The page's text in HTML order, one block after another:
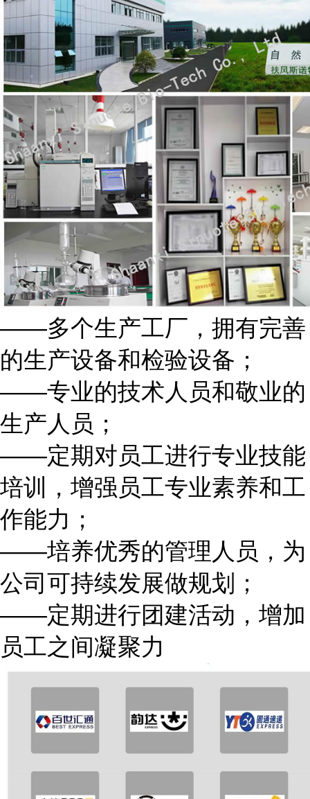
——多个生产工厂，拥有完善
的生产设备和检验设备；
——专业的技术人员和敬业的
生产人员；
——定期对员工进行专业技能
培训，增强员工专业素养和工
作能力；
——培养优秀的管理人员，为
公司可持续发展做规划；
——定期进行团建活动，增加
员工之间凝聚力